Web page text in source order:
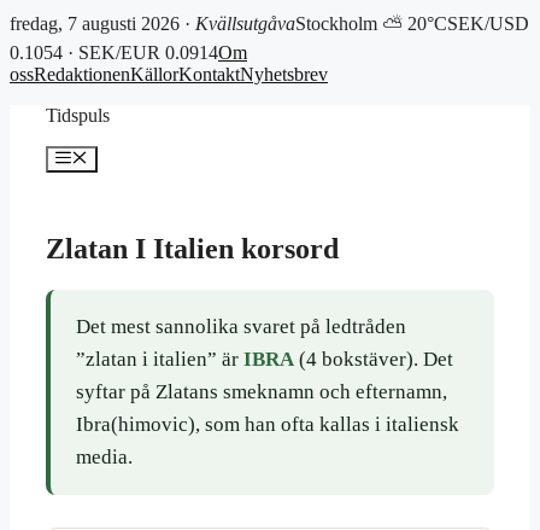
fredag, 7 augusti 2026 · KvällsutgåvaStockholm ⛅ 20°CSEK/USD
0.1054 · SEK/EUR 0.0914Om
ossRedaktionenKällorKontaktNyhetsbrev
Tidspuls
Meny
Zlatan I Italien korsord
Det mest sannolika svaret på ledtråden
”zlatan i italien” är IBRA(4 bokstäver). Det
syftar på Zlatans smeknamn och efternamn,
Ibra(himovic), som han ofta kallas i italiensk
media.